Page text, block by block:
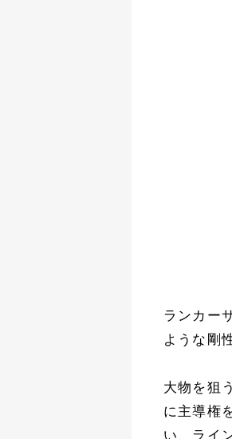
ランカー
ような剛
大物を狙
に主導権
い、ライ